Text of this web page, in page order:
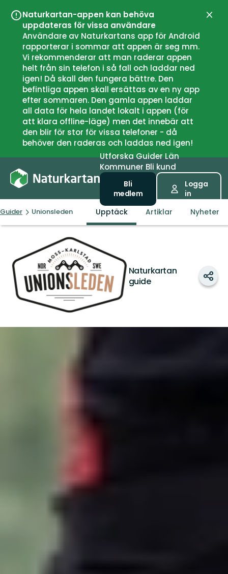
Naturkartan-appen kan behöva
uppdateras för vissa användare
Användare av Naturkartans app för Android
rapporterar i sommar att appen är seg mm.
Vi rekommenderar att man raderar appen
helt från sin telefon i så fall och laddar ned
igen! Då skall den fungera bättre. Den
befintliga appen skall ersättas av en ny app
efter sommaren. Den gamla appen laddar
all data för hela landet lokalt i appen (för
att klara offline-läge) men det innebär att
den blir för stor för vissa telefoner - då
behöver den raderas och laddas ned igen!
UtforskaGuiderLän
Kommuner Bli kund
Bli
medlem
Logga
in
Guider Unionsleden Upptäck Artiklar Nyheter
Naturkartan
guide
Dela